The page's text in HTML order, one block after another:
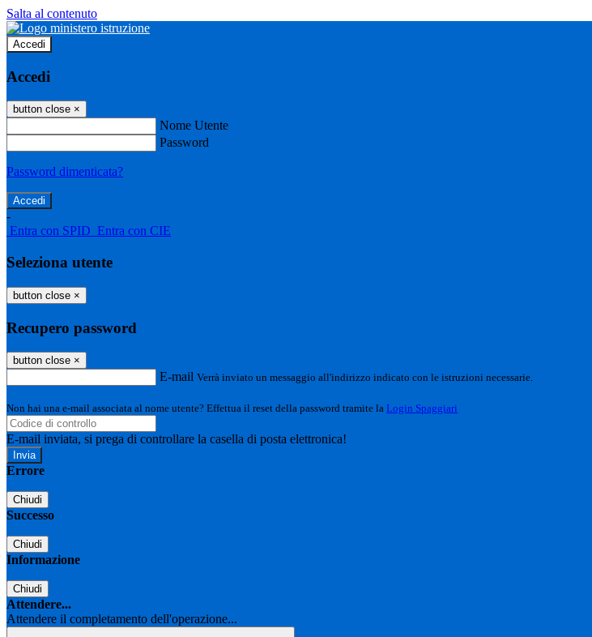
Salta al contenuto
Accedi
Accedi
button close ×
Nome Utente
Password
Password dimenticata?
-
Entra con SPID Entra con CIE
Seleziona utente
button close ×
Recupero password
button close ×
E-mail Verrà inviato un messaggio all'indirizzo indicato con le istruzioni necessarie.
Non hai una e-mail associata al nome utente? Effettua il reset della password tramite la Login Spaggiari
E-mail inviata, si prega di controllare la casella di posta elettronica!
Errore
Chiudi
Successo
Chiudi
Informazione
Chiudi
Attendere...
Attendere il completamento dell'operazione...